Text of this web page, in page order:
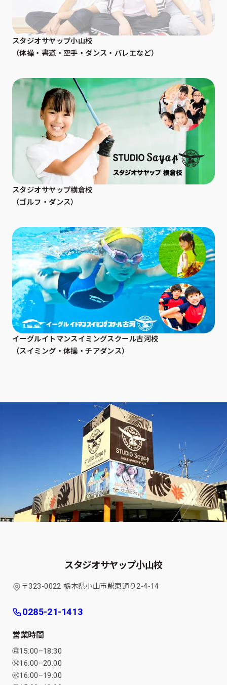
スタジオサヤップ小山校
（体操・書道・空手・ダンス・バレエなど）
スタジオサヤップ横倉校
（ゴルフ・ダンス）
イーグルイトマンスイミングスクール古河校
（スイミング・体操・チアダンス）
スタジオサヤップ小山校
〒323-0022 栃木県小山市駅東通り2-4-14
0285-21-1413
営業時間
㊊15:00–18:30
㊋16:00–20:00
㊌16:00–19:00